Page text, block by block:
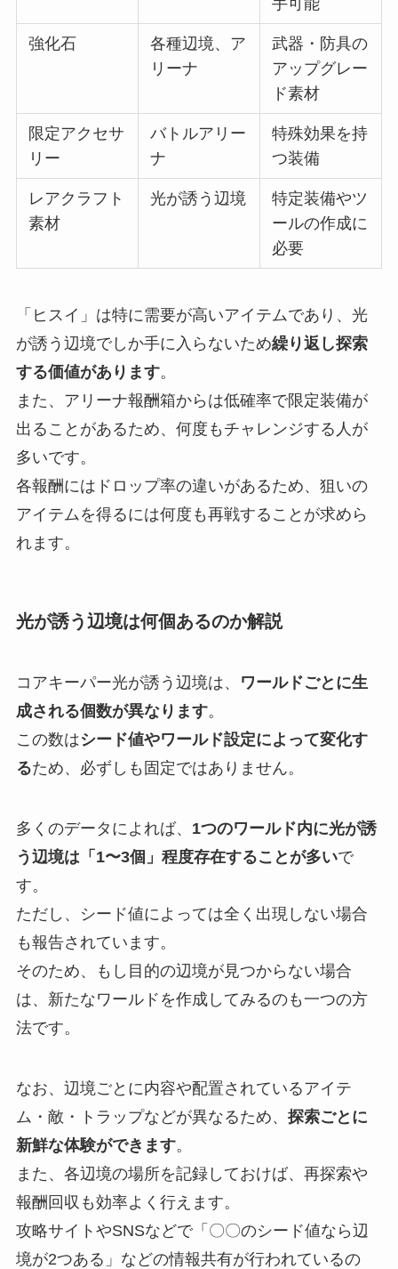
強化石
各種辺境、ア
リーナ
武器・防具の
アップグレー
ド素材
限定アクセサ
リー
バトルアリー
ナ
特殊効果を持
つ装備
レアクラフト
素材
光が誘う辺境
特定装備やツ
ールの作成に
必要
「ヒスイ」は特に需要が高いアイテムであり、光
が誘う辺境でしか手に入らないため繰り返し探索
する価値があります。
また、アリーナ報酬箱からは低確率で限定装備が
出ることがあるため、何度もチャレンジする人が
多いです。
各報酬にはドロップ率の違いがあるため、狙いの
アイテムを得るには何度も再戦することが求めら
れます。
光が誘う辺境は何個あるのか解説
コアキーパー光が誘う辺境は、
ワールドごとに生
成される個数が異なります。
この数はシード値やワールド設定によって変化す
るため、必ずしも固定ではありません。
多くのデータによれば、 1つのワールド内に光が誘
う辺境は「1〜3個」程度存在することが多いで
す。
ただし、シード値によっては全く出現しない場合
も報告されています。
そのため、もし目的の辺境が見つからない場合
は、新たなワールドを作成してみるのも一つの方
法です。
なお、辺境ごとに内容や配置されているアイテ
ム・敵・トラップなどが異なるため、 探索ごとに
新鮮な体験ができます。
また、各辺境の場所を記録しておけば、再探索や
報酬回収も効率よく行えます。
攻略サイトやSNSなどで「〇〇のシード値なら辺
境が2つある」などの情報共有が行われているの